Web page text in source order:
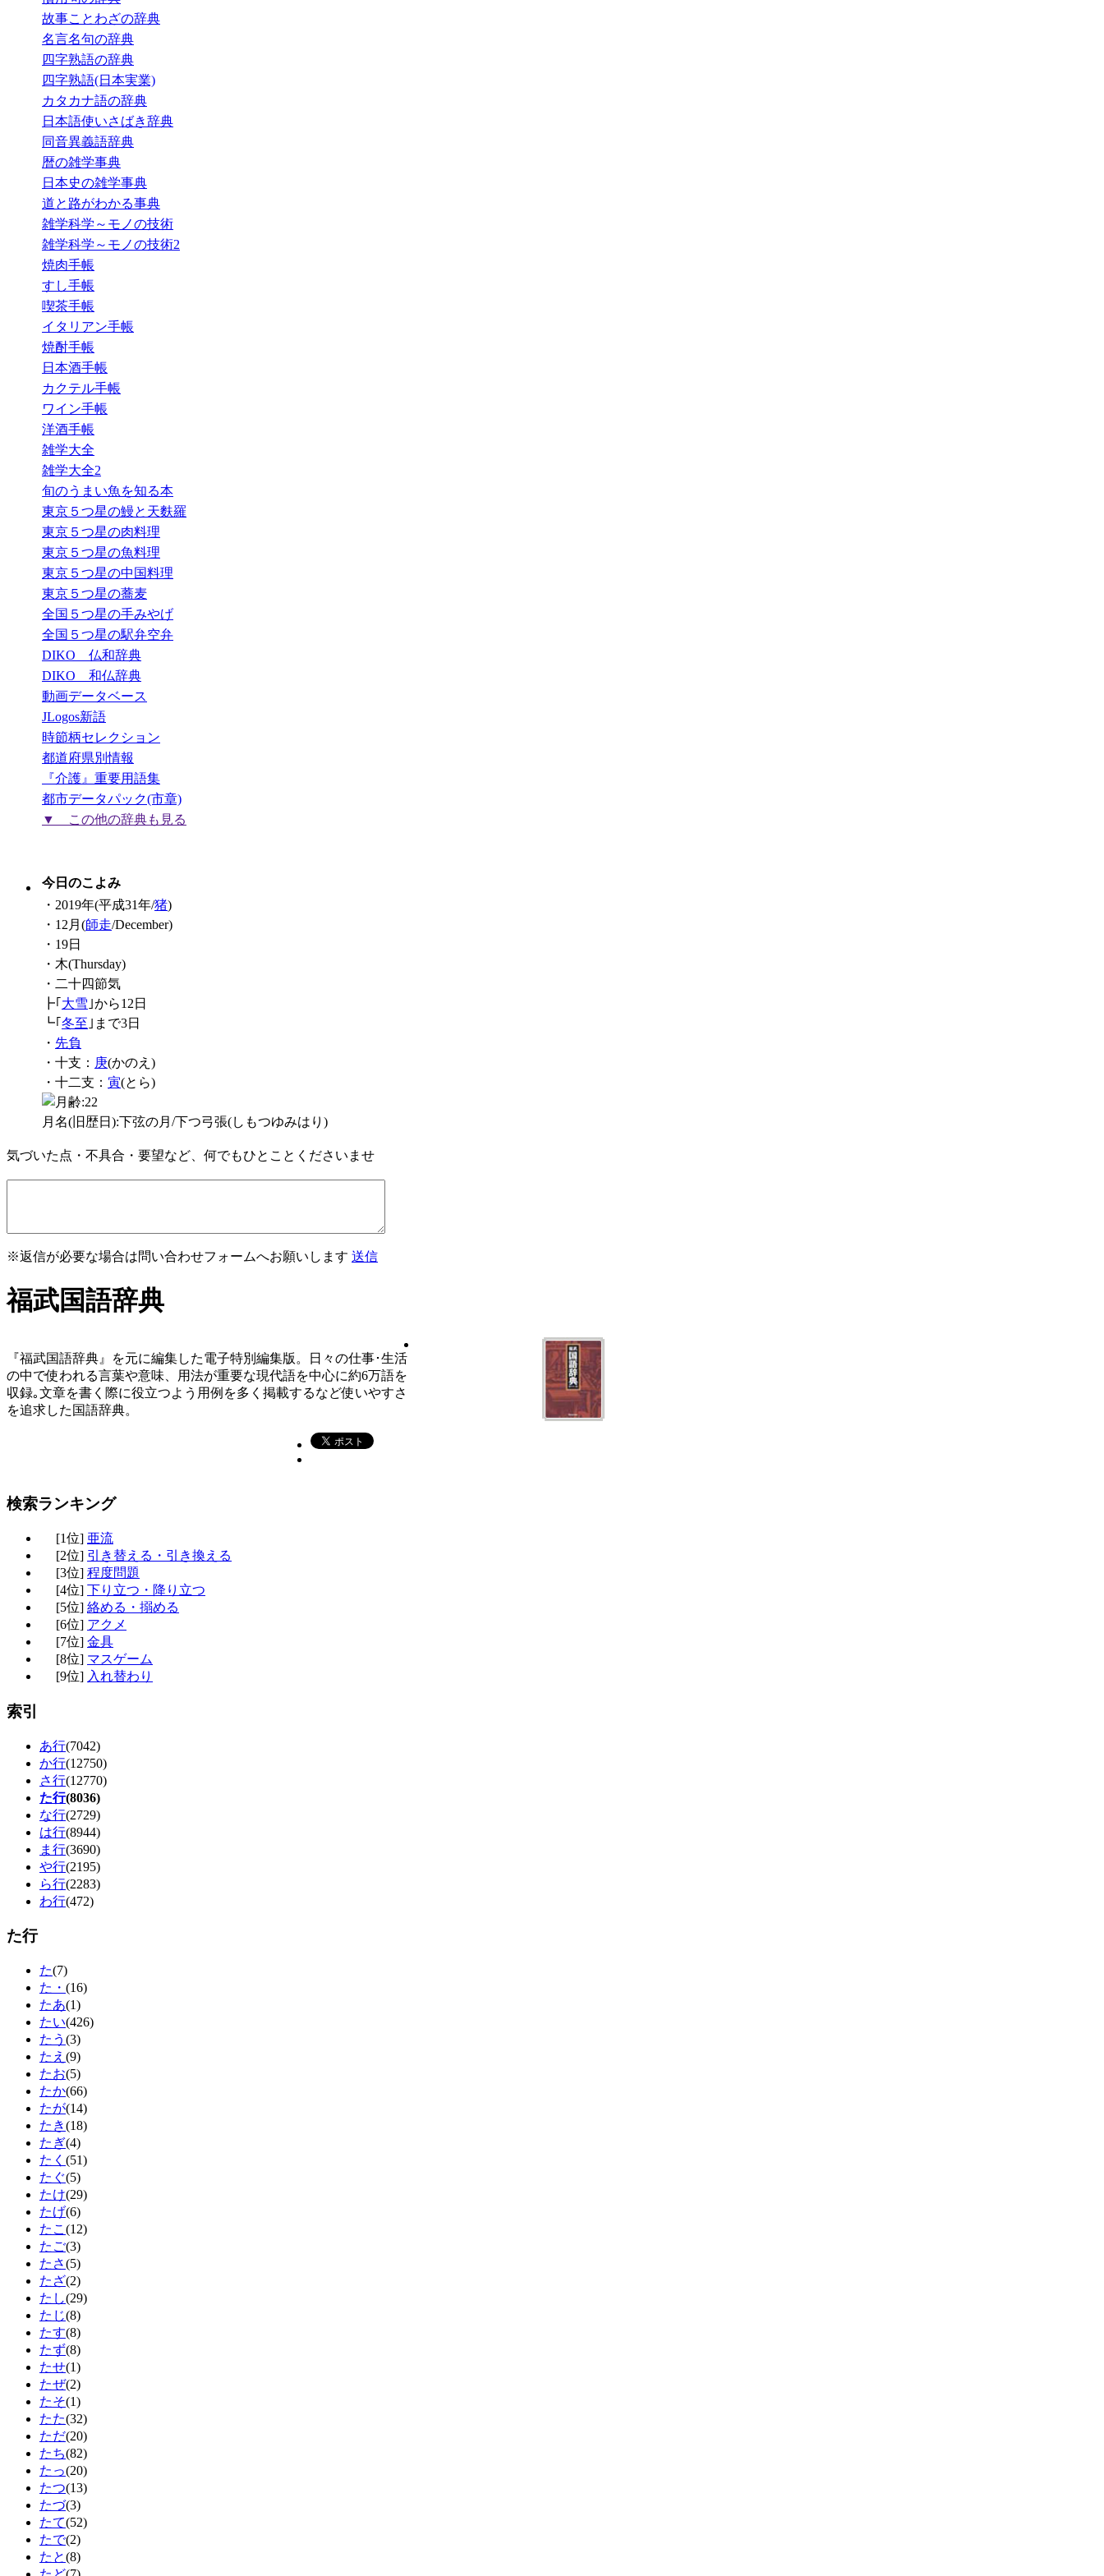
故事ことわざの辞典
名言名句の辞典
四字熟語の辞典
四字熟語(日本実業)
カタカナ語の辞典
日本語使いさばき辞典
同音異義語辞典
暦の雑学事典
日本史の雑学事典
道と路がわかる事典
雑学科学～モノの技術
雑学科学～モノの技術2
焼肉手帳
すし手帳
喫茶手帳
イタリアン手帳
焼酎手帳
日本酒手帳
カクテル手帳
ワイン手帳
洋酒手帳
雑学大全
雑学大全2
旬のうまい魚を知る本
東京５つ星の鰻と天麩羅
東京５つ星の肉料理
東京５つ星の魚料理
東京５つ星の中国料理
東京５つ星の蕎麦
全国５つ星の手みやげ
全国５つ星の駅弁空弁
DIKO 仏和辞典
DIKO 和仏辞典
動画データベース
JLogos新語
時節柄セレクション
都道府県別情報
『介護』重要用語集
都市データパック(市章)
▼ この他の辞典も見る
今日のこよみ
・2019年(平成31年/猪)
・12月(師走/December)
・19日
・木(Thursday)
・二十四節気
┣｢ 大雪 ｣から12日
┗｢ 冬至 ｣まで3日
・ 先負
・十支： 庚(かのえ)
・十二支： 寅(とら)
月名(旧歴日):下弦の月/下つ弓張(しもつゆみはり)
気づいた点・不具合・要望など、何でもひとことくださいませ
※返信が必要な場合は問い合わせフォームへお願いします 送信
福武国語辞典
『福武国語辞典』を元に編集した電子特別編集版。日々の仕事･生活
の中で使われる言葉や意味、用法が重要な現代語を中心に約6万語を
収録｡文章を書く際に役立つよう用例を多く掲載するなど使いやすさ
を追求した国語辞典。
検索ランキング
[1位] 亜流
[2位] 引き替える・引き換える
[3位] 程度問題
[4位] 下り立つ・降り立つ
[5位] 絡める・搦める
[6位] アクメ
[7位] 金具
[8位] マスゲーム
[9位] 入れ替わり
索引
あ行(7042)
か行(12750)
さ行(12770)
た行(8036)
な行(2729)
は行(8944)
ま行(3690)
や行(2195)
ら行(2283)
わ行(472)
た行
た(7)
た・ (16)
たあ(1)
たい(426)
たう (3)
たえ (9)
たお(5)
たか(66)
たが(14)
たき(18)
たぎ(4)
たく (51)
たぐ(5)
たけ(29)
たげ(6)
たこ (12)
たご(3)
たさ(5)
たざ(2)
たし(29)
たじ(8)
たす(8)
たず(8)
たせ(1)
たぜ(2)
たそ(1)
たた(32)
ただ(20)
たち(82)
たっ(20)
たつ(13)
たづ(3)
たて(52)
たで(2)
たと(8)